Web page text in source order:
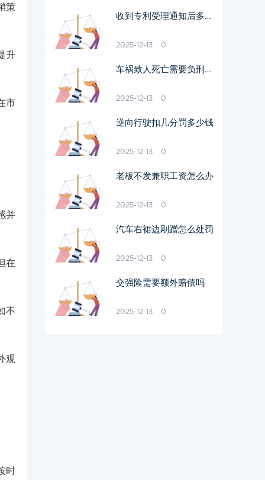
策
升
市
并
在
不
观
时
收到专利受理通知后多久
2025-12-13 0
车祸致人死亡需要负刑事
2025-12-13 0
逆向行驶扣几分罚多少钱
2025-12-13 0
老板不发兼职工资怎么办
2025-12-13 0
汽车右裙边剐蹭怎么处罚
2025-12-13 0
交强险需要额外赔偿吗
2025-12-13 0